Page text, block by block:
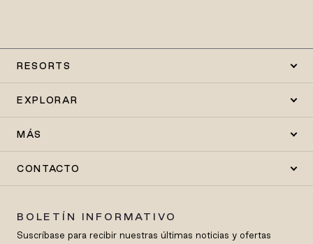
RESORTS
EXPLORAR
MÁS
CONTACTO
BOLETÍN INFORMATIVO
Suscríbase para recibir nuestras últimas noticias y ofertas